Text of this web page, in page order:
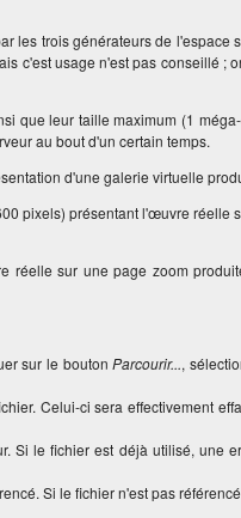
les trois générateurs de l'espace
c'est usage n'est pas conseillé ;
que leur taille maximum (1
au bout d'un certain temps.
d'une galerie virtuelle
pixels) présentant l'œuvre réelle
réelle sur une page zoom
sur le boutonParcourir...,
Celui-ci sera effectivement
Si le fichier est déjà utilisé, une
Si le fichier n'est pas